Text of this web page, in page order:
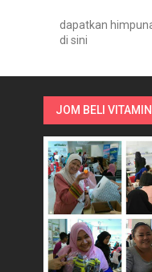
dapatkan
di sini
JOM BELI